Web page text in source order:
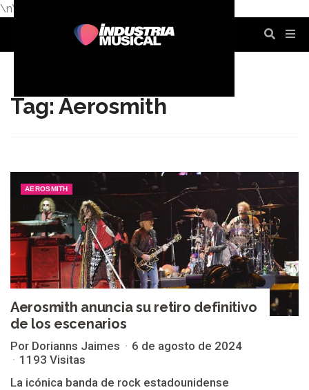
\n\n
Tag: Aerosmith
AEROSMITH
Aerosmith anuncia su retiro definitivo
de los escenarios
Por Dorianns Jaimes
6 de agosto de 2024
1193 Visitas
La icónica banda de rock estadounidense